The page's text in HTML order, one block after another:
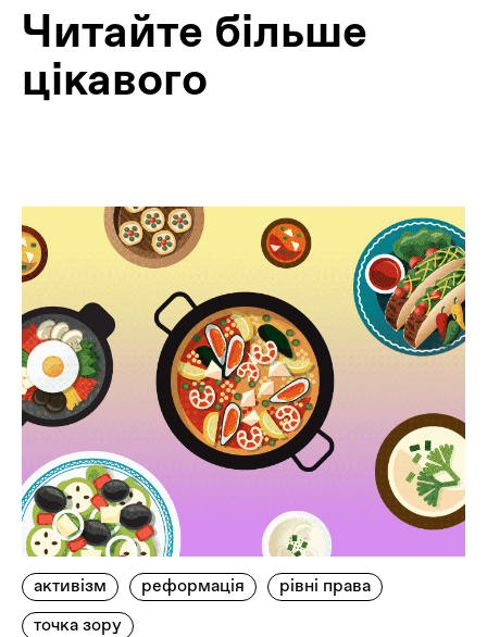
Читайте більше
цікавого
активізм реформація
рівні права
точка зору